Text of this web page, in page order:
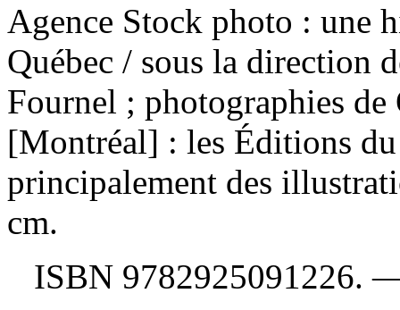
Agence Stock photo : une
Québec / sous la direction
Fournel ; photographies
[Montréal] : les Éditions
principalement des
cm.
ISBN 9782925091226.